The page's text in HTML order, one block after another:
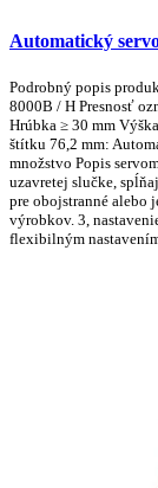
Automatický
Podrobný popis
8000B / H Presnosť
Hrúbka ≥ 30 mm
štítku 76,2 mm:
množstvo Popis
uzavretej slučke,
pre obojstranné alebo
výrobkov. 3,
flexibilným nastavením,